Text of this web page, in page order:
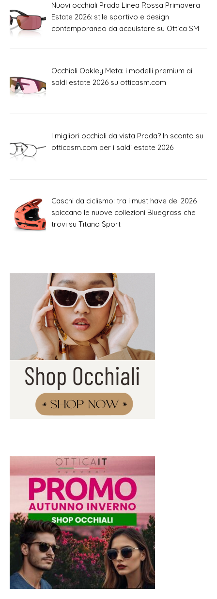
Nuovi occhiali Prada Linea Rossa Primavera
Estate 2026: stile sportivo e design
contemporaneo da acquistare su Ottica SM
Occhiali Oakley Meta: i modelli premium ai
saldi estate 2026 su otticasm.com
I migliori occhiali da vista Prada? In sconto su
otticasm.com per i saldi estate 2026
Caschi da ciclismo: tra i must have del 2026
spiccano le nuove collezioni Bluegrass che
trovi su Titano Sport